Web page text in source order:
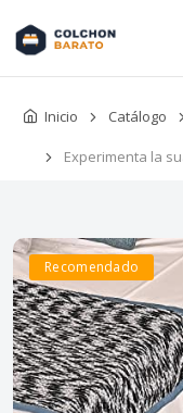
Inicio Catálogo
Experimenta la
Recomendado